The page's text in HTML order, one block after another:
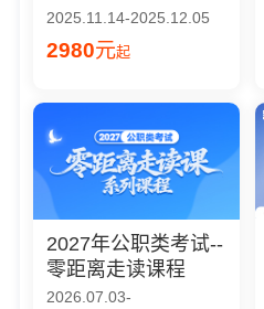
2025.11.14-2025.12.05
2980元起
2027年公职类考试--
零距离走读课程
2026.07.03-